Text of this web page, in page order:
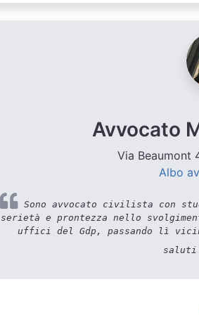
Avvocato
Via Beaumont
Albo
Sono avvocato civilista con
serietà e prontezza nello
uffici del Gdp, passando lì
saluti